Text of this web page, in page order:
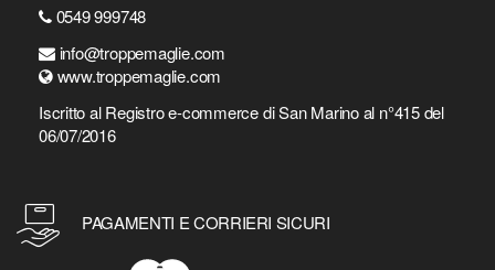
0549 999748
info@troppemaglie.com
www.troppemaglie.com
Iscritto al Registro e-commerce di San Marino al n°415 del
06/07/2016
PAGAMENTI E CORRIERI SICURI